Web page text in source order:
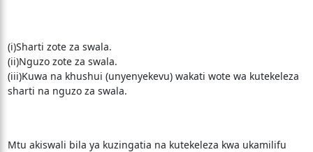
(i)Sharti zote za swala.
(ii)Nguzo zote za swala.
(iii)Kuwa na khushui (unyenyekevu) wakati wote wa kutekeleza
sharti na nguzo za swala.
Mtu akiswali bila ya kuzingatia na kutekeleza kwa ukamilifu